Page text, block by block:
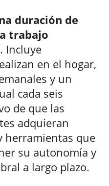
duración de
trabajo
. Incluye
en el hogar,
y un
cada seis
de que las
adquieran
herramientas que
su autonomía y
a largo plazo.